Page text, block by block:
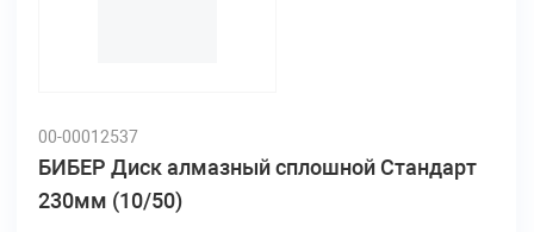
00-00012537
БИБЕР Диск алмазный сплошной Стандарт
230мм (10/50)